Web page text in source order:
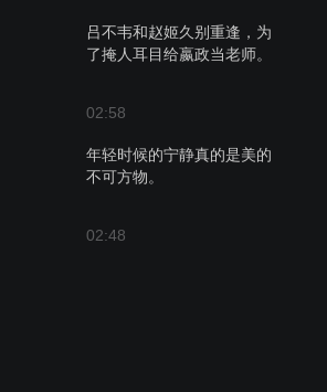
吕不韦和赵姬久别重逢，为
了掩人耳目给嬴政当老师。
02:58
年轻时候的宁静真的是美的
不可方物。
02:48